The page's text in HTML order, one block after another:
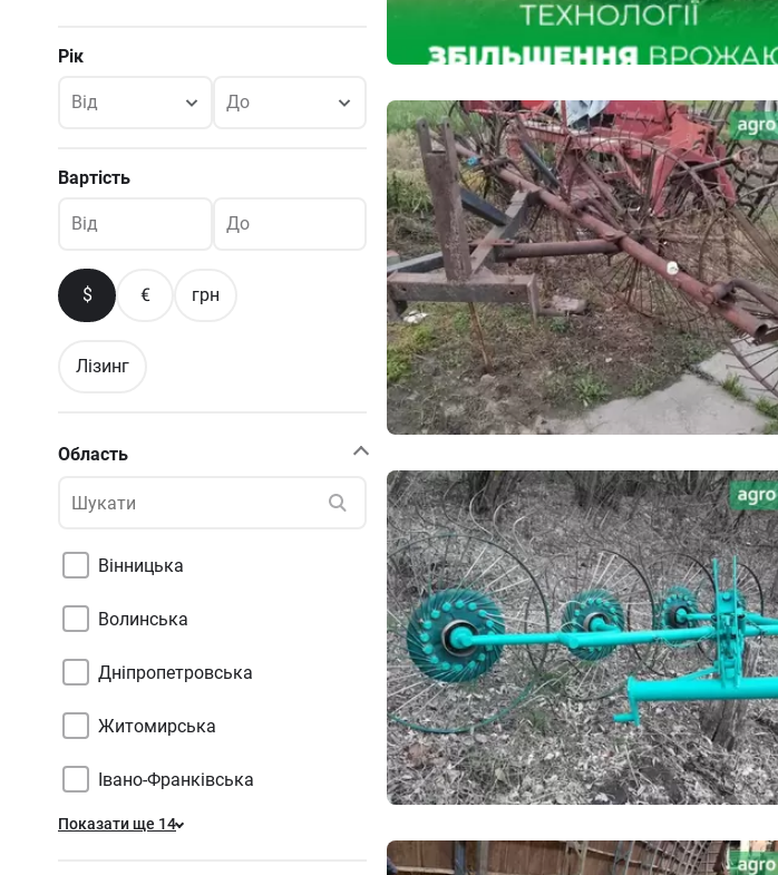
Рік
Від До
Вартість
Від До
$ € грн
Лізинг
Область
Вінницька
Волинська
Дніпропетровська
Житомирська
Івано-Франківська
Показати ще 14